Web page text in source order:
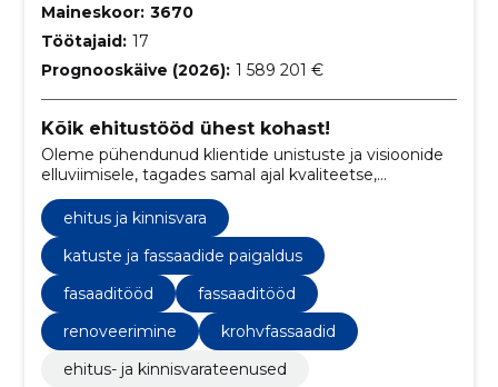
Maineskoor: 3670
Töötajaid: 17
Prognooskäive (2026): 1 589 201 €
Kõik ehitustööd ühest kohast!
Oleme pühendunud klientide unistuste ja visioonide
elluviimisele, tagades samal ajal kvaliteetse,
vastupidava ning professionaalselt viimistletud
tulemuse igas projektis.
ehitus ja kinnisvara
katuste ja fassaadide paigaldus
fasaaditööd
fassaaditööd
renoveerimine
krohvfassaadid
ehitus- ja kinnisvarateenused